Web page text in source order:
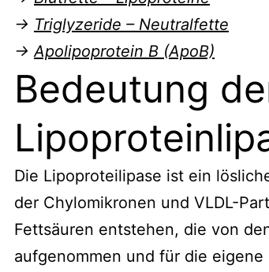
→ Triglyzeride – Neutralfette
→ Apolipoprotein B (ApoB)
Bedeutung
Die Lipoproteilipase ist ein
der Chylomikronen und VLDL-
Fettsäuren entstehen, die von
aufgenommen und für die